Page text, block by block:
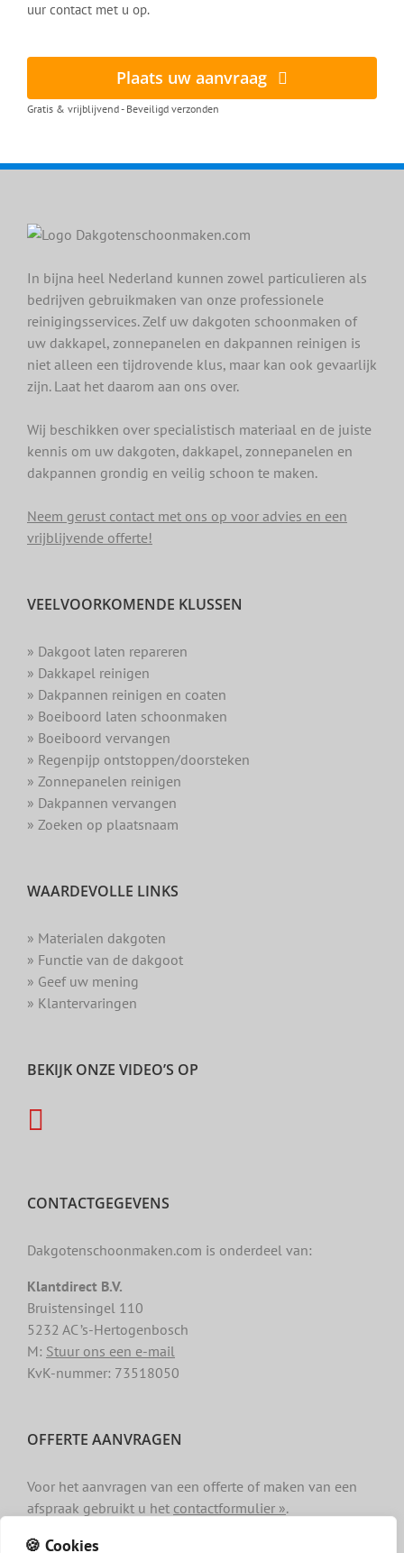
🍪 Cookies
uur contact met u op.
Plaats uw aanvraag
Gratis & vrijblijvend - Beveiligd verzonden
In bijna heel Nederland kunnen zowel particulieren als
bedrijven gebruikmaken van onze professionele
reinigingsservices. Zelf uw dakgoten schoonmaken of
uw dakkapel, zonnepanelen en dakpannen reinigen is
niet alleen een tijdrovende klus, maar kan ook gevaarlijk
zijn. Laat het daarom aan ons over.
Wij beschikken over specialistisch materiaal en de juiste
kennis om uw dakgoten, dakkapel, zonnepanelen en
dakpannen grondig en veilig schoon te maken.
Neem gerust contact met ons op voor advies en een
vrijblijvende offerte!
VEELVOORKOMENDE KLUSSEN
» Dakgoot laten repareren
» Dakkapel reinigen
» Dakpannen reinigen en coaten
» Boeiboord laten schoonmaken
» Boeiboord vervangen
» Regenpijp ontstoppen/doorsteken
» Zonnepanelen reinigen
» Dakpannen vervangen
» Zoeken op plaatsnaam
WAARDEVOLLE LINKS
» Materialen dakgoten
» Functie van de dakgoot
» Geef uw mening
» Klantervaringen
BEKIJK ONZE VIDEO’S OP
CONTACTGEGEVENS
Dakgotenschoonmaken.com is onderdeel van:
Klantdirect B.V.
Bruistensingel 110
5232 AC ’s-Hertogenbosch
M: Stuur ons een e-mail
KvK-nummer: 73518050
OFFERTE AANVRAGEN
Voor het aanvragen van een offerte of maken van een
afspraak gebruikt u het contactformulier ».